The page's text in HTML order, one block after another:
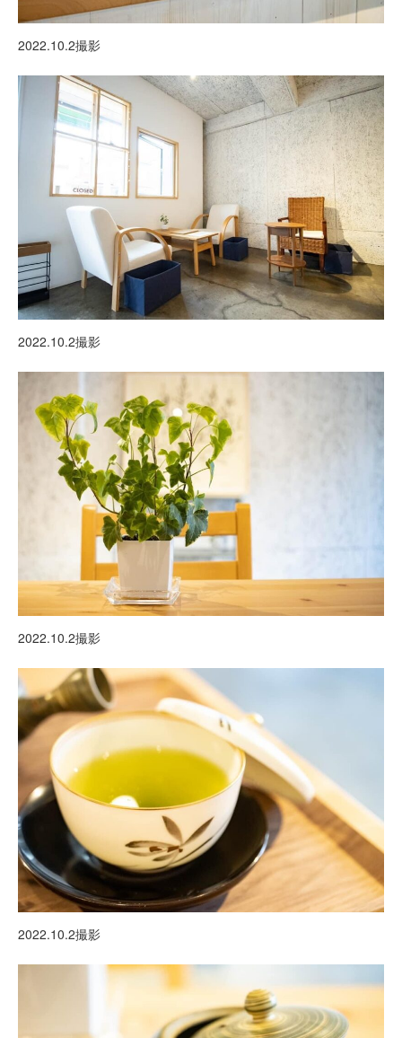
2022.10.2撮影
2022.10.2撮影
2022.10.2撮影
2022.10.2撮影